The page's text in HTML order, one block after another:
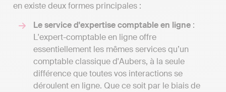
en existe deux formes principales :
Le service d'expertise comptable en ligne :
L'expert-comptable en ligne offre
essentiellement les mêmes services qu’un
comptable classique d'Aubers, à la seule
différence que toutes vos interactions se
déroulent en ligne. Que ce soit par le biais de